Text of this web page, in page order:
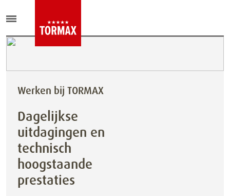
Werken bij TORMAX
Dagelijkse
uitdagingen en
technisch
hoogstaande
prestaties